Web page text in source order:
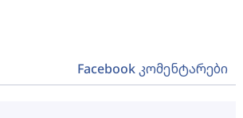
Facebook კომენტარები